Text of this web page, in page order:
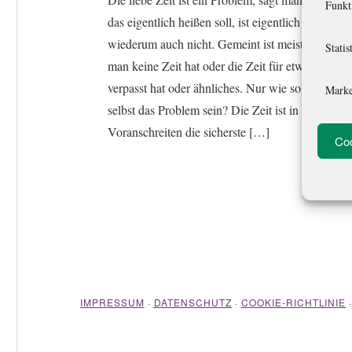
das eigentlich heißen soll, ist eigentlich klar und
wiederum auch nicht. Gemeint ist meistens, dass
man keine Zeit hat oder die Zeit für etwas
verpasst hat oder ähnliches. Nur wie soll die Zeit
selbst das Problem sein? Die Zeit ist in ihrem
Voranschreiten die sicherste […]
IMPRESSUM · DATENSCHUTZ · COOKIE-RICHTLINIE